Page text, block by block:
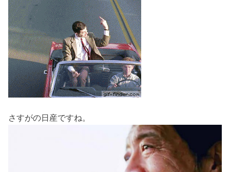
さすがの日産ですね。